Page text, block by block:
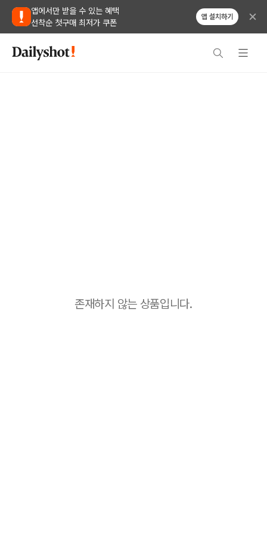
앱에서만 받을 수 있는 혜택
선착순 첫구매 최저가 쿠폰
앱 설치하기
존재하지 않는 상품입니다.